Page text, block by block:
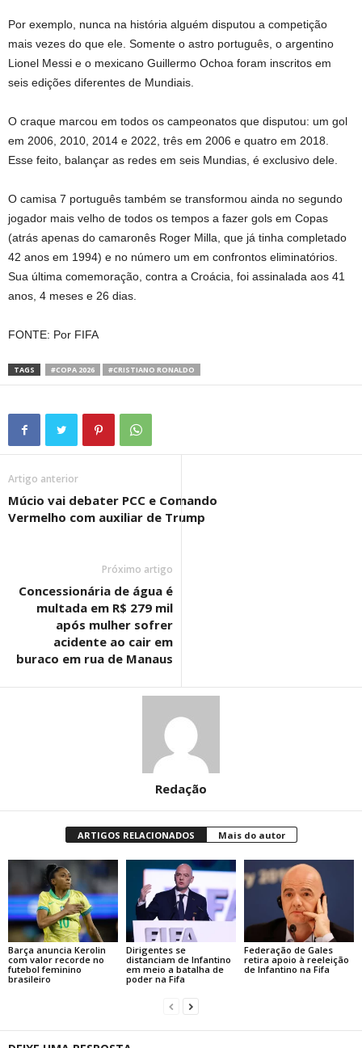
Por exemplo, nunca na história alguém disputou a competição
mais vezes do que ele. Somente o astro português, o argentino
Lionel Messi e o mexicano Guillermo Ochoa foram inscritos em
seis edições diferentes de Mundiais.
O craque marcou em todos os campeonatos que disputou: um gol
em 2006, 2010, 2014 e 2022, três em 2006 e quatro em 2018.
Esse feito, balançar as redes em seis Mundias, é exclusivo dele.
O camisa 7 português também se transformou ainda no segundo
jogador mais velho de todos os tempos a fazer gols em Copas
(atrás apenas do camaronês Roger Milla, que já tinha completado
42 anos em 1994) e no número um em confrontos eliminatórios.
Sua última comemoração, contra a Croácia, foi assinalada aos 41
anos, 4 meses e 26 dias.
FONTE: Por FIFA
TAGS #COPA 2026 #CRISTIANO RONALDO
Artigo anterior
Múcio vai debater PCC e Comando
Vermelho com auxiliar de Trump
Próximo artigo
Concessionária de água é
multada em R$ 279 mil
após mulher sofrer
acidente ao cair em
buraco em rua de Manaus
Redação
ARTIGOS RELACIONADOS Mais do autor
Barça anuncia Kerolin
com valor recorde no
futebol feminino
brasileiro
Dirigentes se
distanciam de Infantino
em meio a batalha de
poder na Fifa
Federação de Gales
retira apoio à reeleição
de Infantino na Fifa